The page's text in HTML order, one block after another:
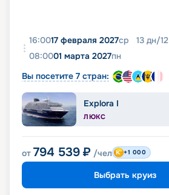
16:0017 февраля 2027ср 13 дн/12
08:0001 марта 2027пн
Вы посетите 7 стран:
Explora I
ЛЮКС
от 794 539 ₽ /чел +1 000
Выбрать круиз